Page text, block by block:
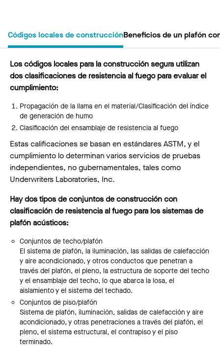
Códigos locales de construcciónBeneficios de un plafón
Los códigos locales para la construcción segura utilizan
dos clasificaciones de resistencia al fuego para evaluar el
cumplimiento:
Propagación de la llama en el material/Clasificación del índice
de generación de humo
Clasificación del ensamblaje de resistencia al fuego
Estas calificaciones se basan en estándares ASTM, y el
cumplimiento lo determinan varios servicios de pruebas
independientes, no gubernamentales, tales como
Underwriters Laboratories, Inc.
Hay dos tipos de conjuntos de construcción con
clasificación de resistencia al fuego para los sistemas de
plafón acústicos:
Conjuntos de techo/plafón
El sistema de plafón, la iluminación, las salidas de calefacción
y aire acondicionado, y otros conductos que penetran a
través del plafón, el pleno, la estructura de soporte del techo
y el ensamblaje del techo, lo que abarca la losa, el
aislamiento y el sistema del techado.
Conjuntos de piso/plafón
Sistema de plafón, iluminación, salidas de calefacción y aire
acondicionado, y otras penetraciones a través del plafón, el
pleno, el sistema estructural, el contrapiso y el piso
terminado.